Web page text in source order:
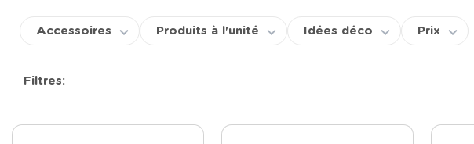
Accessoires Produits à l'unité Idées déco Prix
Filtres: